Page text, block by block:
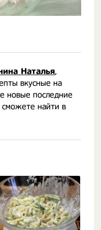
Наталья,
вкусные на
новые последние
найти в